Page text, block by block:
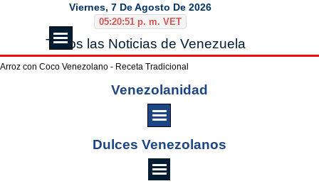
Vaya al ContenidoViernes, 7 De Agosto De 2026
05:20:52 p. m. VET
Todos las Noticias de Venezuela
Saltar menú
Arroz con Coco Venezolano - Receta Tradicional
Venezolanidad
Dulces Venezolanos